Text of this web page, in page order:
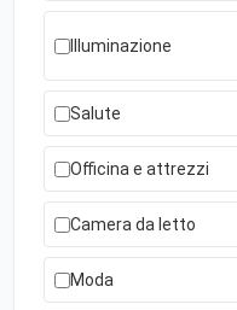
Illuminazione
Salute
Officina e attrezzi
Camera da letto
Moda